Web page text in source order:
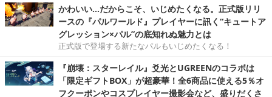
かわいい…だからこそ、いじめたくなる。正式版リリ
ースの『パルワールド』プレイヤーに訊く“キュートア
グレッション×パル”の底知れぬ魅力とは
正式版で登場する新たなパルもいじめたくなる！
『崩壊：スターレイル』爻光とUGREENのコラボは
「限定ギフトBOX」が超豪華！全6商品に使える5％オ
フクーポンやコスプレイヤー撮影会など、盛りだくさ